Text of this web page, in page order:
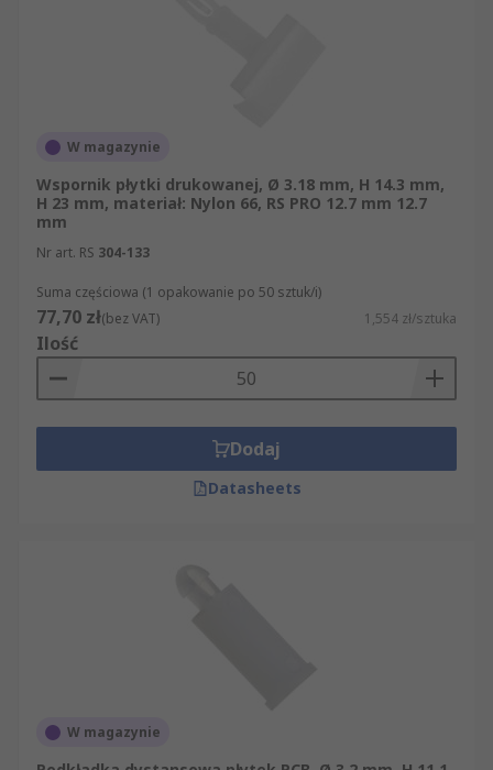
W magazynie
Wspornik płytki drukowanej, Ø 3.18 mm, H 14.3 mm,
H 23 mm, materiał: Nylon 66, RS PRO 12.7 mm 12.7
mm
Nr art. RS 304-133
Suma częściowa (1 opakowanie po 50 sztuk/i)
77,70 zł(bez VAT) 1,554 zł/sztuka
Ilość
Dodaj
Datasheets
W magazynie